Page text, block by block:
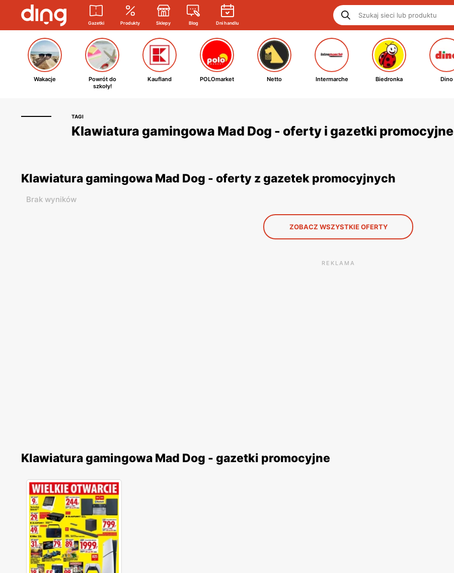
Gazetki Produkty Sklepy Blog Dni handlu
Wakacje
Powrót do
szkoły!
Kaufland POLOmarket Netto Intermarche Biedronka Dino
TAGI
Klawiatura gamingowa Mad Dog - oferty i gazetki promocyjne
Klawiatura gamingowa Mad Dog - oferty z gazetek promocyjnych
Brak wyników
ZOBACZ WSZYSTKIE OFERTY
REKLAMA
Klawiatura gamingowa Mad Dog - gazetki promocyjne